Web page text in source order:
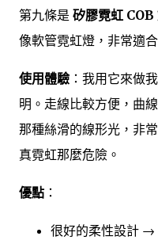
第九條是 矽膠霓虹
像軟管霓虹燈，非常適
使用體驗 ：我用它來做
明。走線比較方便，曲
那種絲滑的線形光，非
真霓虹那麼危險。
優點 ：
很好的柔性設計 →